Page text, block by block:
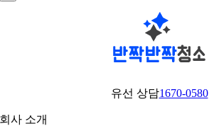
유선 상담1670-0580
회사 소개